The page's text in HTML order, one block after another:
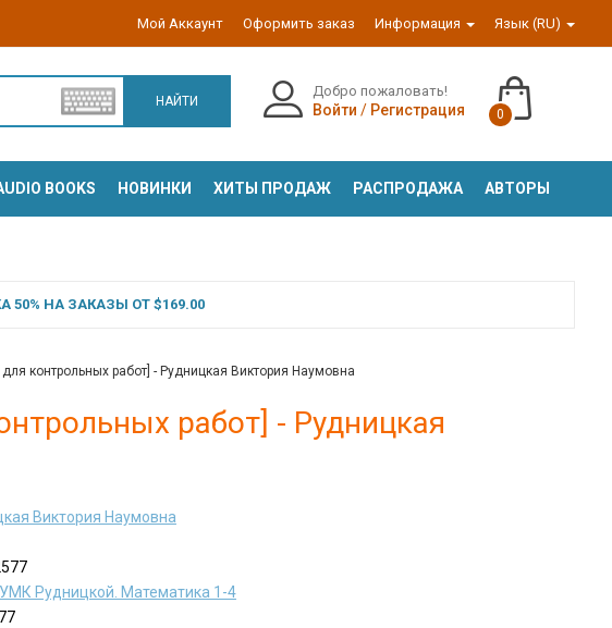
Мой Аккаунт Оформить заказ Информация Язык (RU)
НАЙТИ
Добро пожаловать!
Войти / Регистрация 0
BOOKS НОВИНКИ ХИТЫ ПРОДАЖ РАСПРОДАЖА АВТОРЫ
НА ЗАКАЗЫ ОТ $169.00
контрольных работ] - Рудницкая Виктория Наумовна
работ] - Рудницкая
Виктория Наумовна
Рудницкой. Математика 1-4